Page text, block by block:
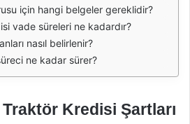
için hangi belgeler gereklidir?
vade süreleri ne kadardır?
nasıl belirlenir?
ne kadar sürer?
Kredisi Şartları